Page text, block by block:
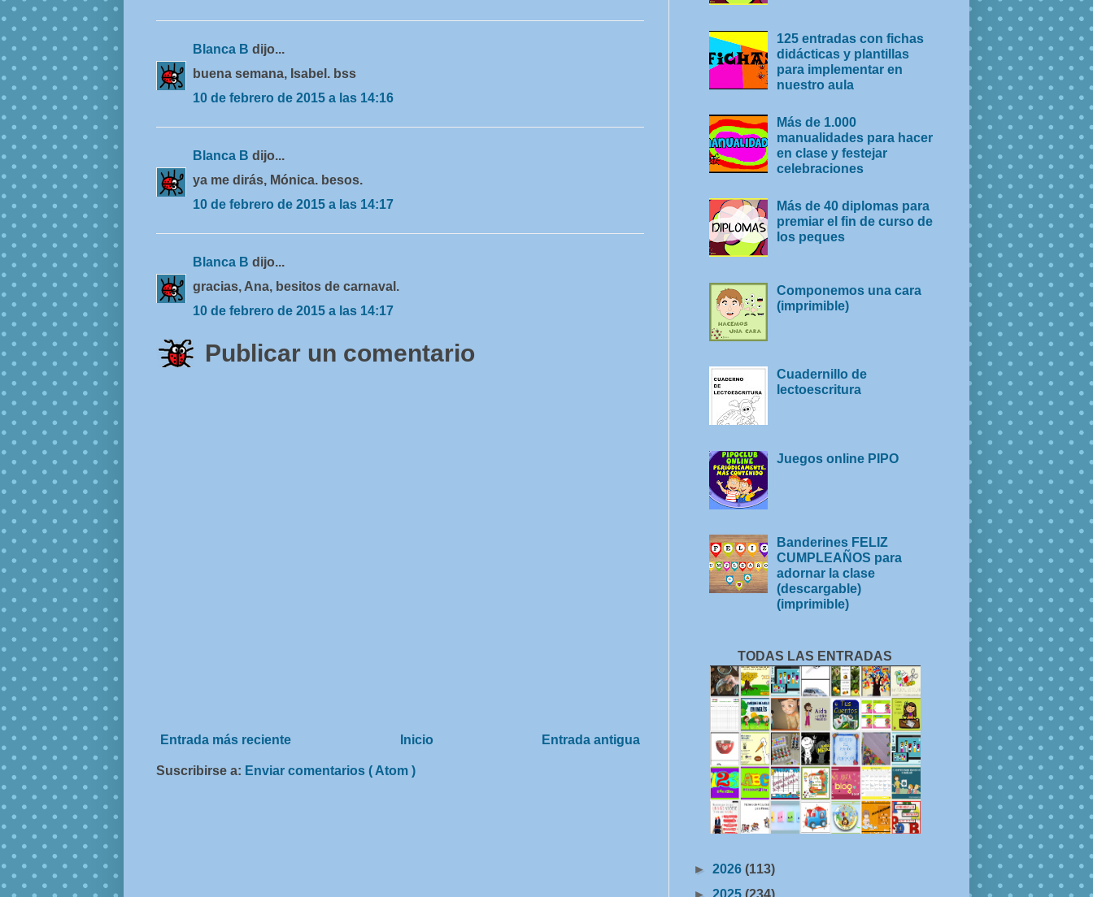
Blanca B dijo...
buena semana, Isabel. bss
10 de febrero de 2015 a las 14:16
Blanca B dijo...
ya me dirás, Mónica. besos.
10 de febrero de 2015 a las 14:17
Blanca B dijo...
gracias, Ana, besitos de carnaval.
10 de febrero de 2015 a las 14:17
Publicar un comentario
Entrada más reciente Entrada antigua
Inicio
Suscribirse a: Enviar comentarios ( Atom )
125 entradas con fichas
didácticas y plantillas
para implementar en
nuestro aula
Más de 1.000
manualidades para hacer
en clase y festejar
celebraciones
Más de 40 diplomas para
premiar el fin de curso de
los peques
Componemos una cara
(imprimible)
Cuadernillo de
lectoescritura
Juegos online PIPO
Banderines FELIZ
CUMPLEAÑOS para
adornar la clase
(descargable)
(imprimible)
TODAS LAS ENTRADAS
► 2026 (113)